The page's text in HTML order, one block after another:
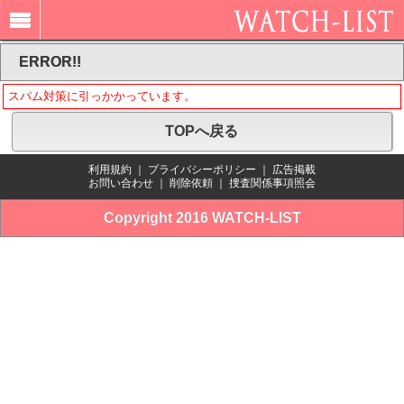
ERROR!!
スパム対策に引っかかっています。
TOPへ戻る
利用規約 プライバシーポリシー
広告掲載
お問い合わせ
削除依頼 捜査関係事項照会
Copyright 2016 WATCH-LIST